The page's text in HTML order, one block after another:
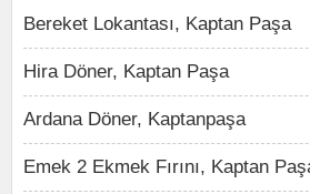
Bereket Lokantası, Kaptan Paşa
Hira Döner, Kaptan Paşa
Ardana Döner, Kaptanpaşa
Emek 2 Ekmek Fırını, Kaptan